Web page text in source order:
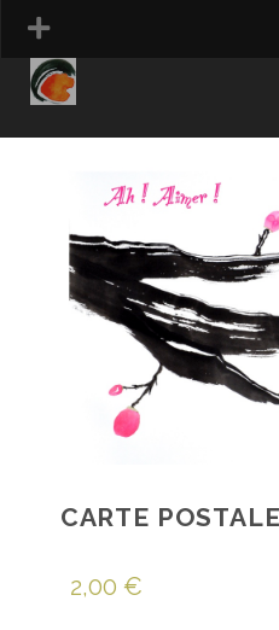
COMMANDE
CARTE
2,00 €